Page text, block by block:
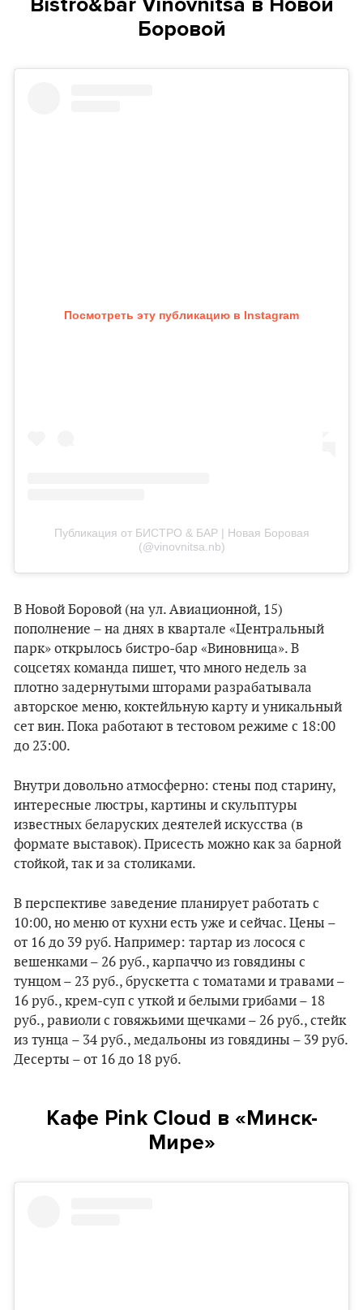
Боровой
Посмотреть эту публикацию в Instagram
Публикация от БИСТРО & БАР | Новая Боровая
(@vinovnitsa.nb)
В Новой Боровой (на ул. Авиационной, 15)
пополнение – на днях в квартале «Центральный
парк» открылось бистро-бар «Виновница». В
соцсетях команда пишет, что много недель за
плотно задернутыми шторами разрабатывала
авторское меню, коктейльную карту и уникальный
сет вин. Пока работают в тестовом режиме с 18:00
до 23:00.
Внутри довольно атмосферно: стены под старину,
интересные люстры, картины и скульптуры
известных беларуских деятелей искусства (в
формате выставок). Присесть можно как за барной
стойкой, так и за столиками.
В перспективе заведение планирует работать с
10:00, но меню от кухни есть уже и сейчас. Цены –
от 16 до 39 руб. Например: тартар из лосося с
вешенками – 26 руб., карпаччо из говядины с
тунцом – 23 руб., брускетта с томатами и травами –
16 руб., крем-суп с уткой и белыми грибами – 18
руб., равиоли с говяжьими щечками – 26 руб., стейк
из тунца – 34 руб., медальоны из говядины – 39 руб.
Десерты – от 16 до 18 руб.
Кафе Pink Cloud в «Минск-
Мире»